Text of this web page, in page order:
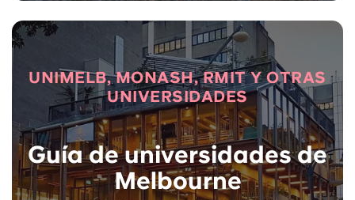
UNIMELB, MONASH, RMIT Y OTRAS
UNIVERSIDADES
Guía de universidades de
Melbourne